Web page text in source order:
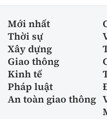
Mới nhất
Thời sự
Xây dựng
Giao thông
Kinh tế
Pháp luật
An toàn giao thông